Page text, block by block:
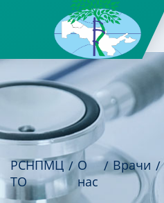
РСНПМЦ
ТО
О
нас
Врачи